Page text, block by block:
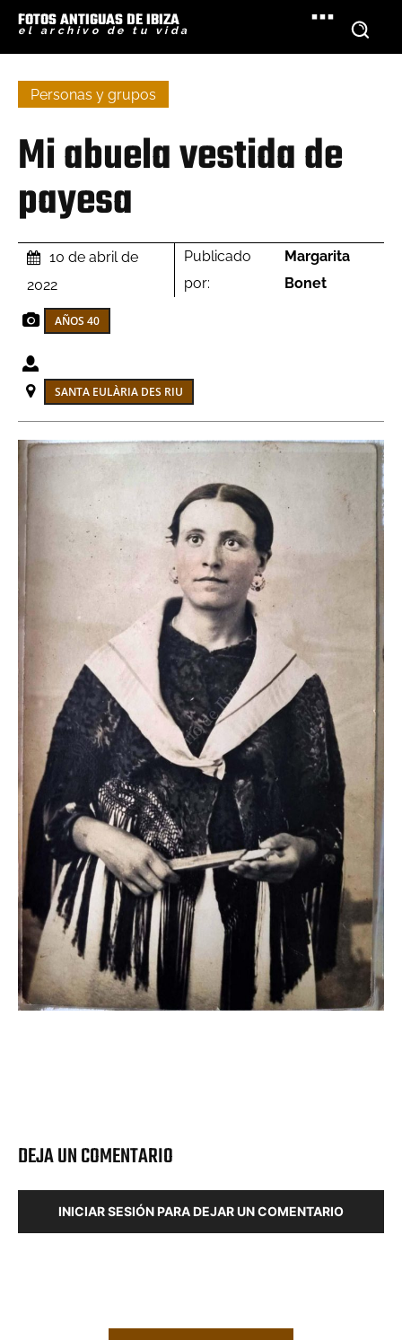
FOTOS ANTIGUAS DE IBIZA
el archivo de tu vida
Personas y grupos
Mi abuela vestida de
payesa
10 de abril de
2022
Publicado
por:
Margarita
Bonet
AÑOS 40
SANTA EULÀRIA DES RIU
DEJA UN COMENTARIO
INICIAR SESIÓN PARA DEJAR UN COMENTARIO